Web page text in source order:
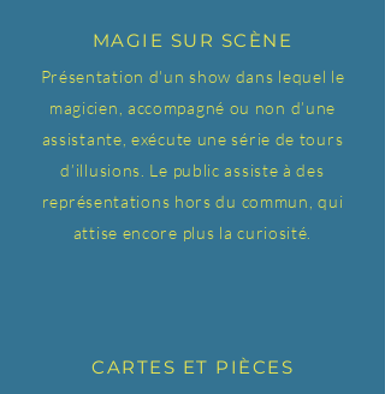
MAGIE SUR SCÈNE
Présentation d'un show dans lequel le
magicien, accompagné ou non d’une
assistante, exécute une série de tours
d’illusions. Le public assiste à des
représentations hors du commun, qui
attise encore plus la curiosité.
CARTES ET PIÈCES